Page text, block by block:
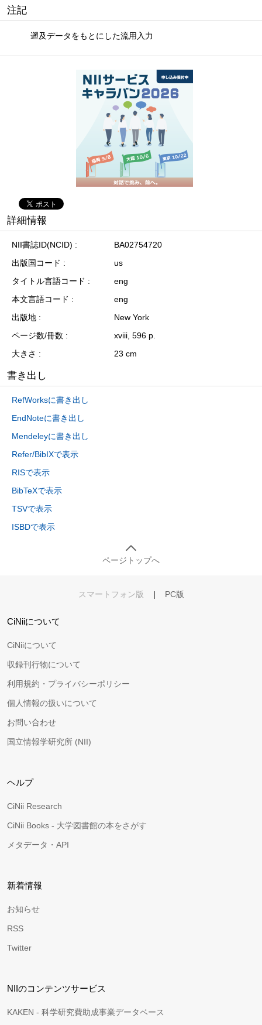
注記
遡及データをもとにした流用入力
詳細情報
NII書誌ID(NCID)
BA02754720
出版国コード
us
タイトル言語コード
eng
本文言語コード
eng
出版地
New York
ページ数/冊数
xviii, 596 p.
大きさ
23 cm
書き出し
RefWorksに書き出し
EndNoteに書き出し
Mendeleyに書き出し
Refer/BibIXで表示
RISで表示
BibTeXで表示
TSVで表示
ISBDで表示
ページトップへ
スマートフォン版 | PC版
CiNiiについて
CiNiiについて
収録刊行物について
利用規約・プライバシーポリシー
個人情報の扱いについて
お問い合わせ
国立情報学研究所 (NII)
ヘルプ
CiNii Research
CiNii Books - 大学図書館の本をさがす
メタデータ・API
新着情報
お知らせ
RSS
Twitter
NIIのコンテンツサービス
KAKEN - 科学研究費助成事業データベース